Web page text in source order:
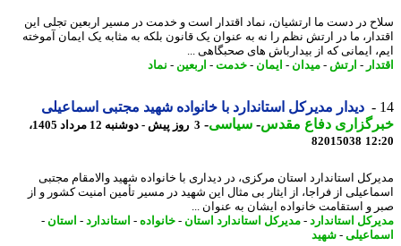
در دست ما ارتشیان، نماد اقتدار است و خدمت در مسیر اربعین تجلی این
ما در ارتش نظم را نه به عنوان یک قانون بلکه به مثابه یک ایمان آموخته
ایمانی که از بیدارباش های صحبگاهی ...
-ارتش -میدان- ایمان-خدمت-اربعین -نماد
دیدار مدیرکل استاندارد با خانواده شهید مجتبی اسماعیلی
دفاع مقدس-سیاسی-
3 روز پیش - دوشنبه 12 مرداد 1405،
82015038
استاندارد استان مرکزی، در دیداری با خانواده شهید والامقام مجتبی
از فراجا، از ایثار بی مثال این شهید در مسیر تأمین امنیت کشور و از
و استقامت خانواده ایشان به عنوان ...
استاندارد- مدیرکل استاندارد استان-خانواده- استاندارد- استان-
-شهید